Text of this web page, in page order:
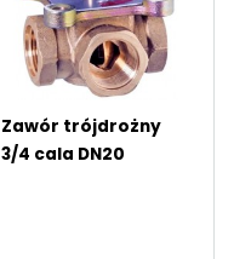
Zawór trójdrożny
3/4 cala DN20